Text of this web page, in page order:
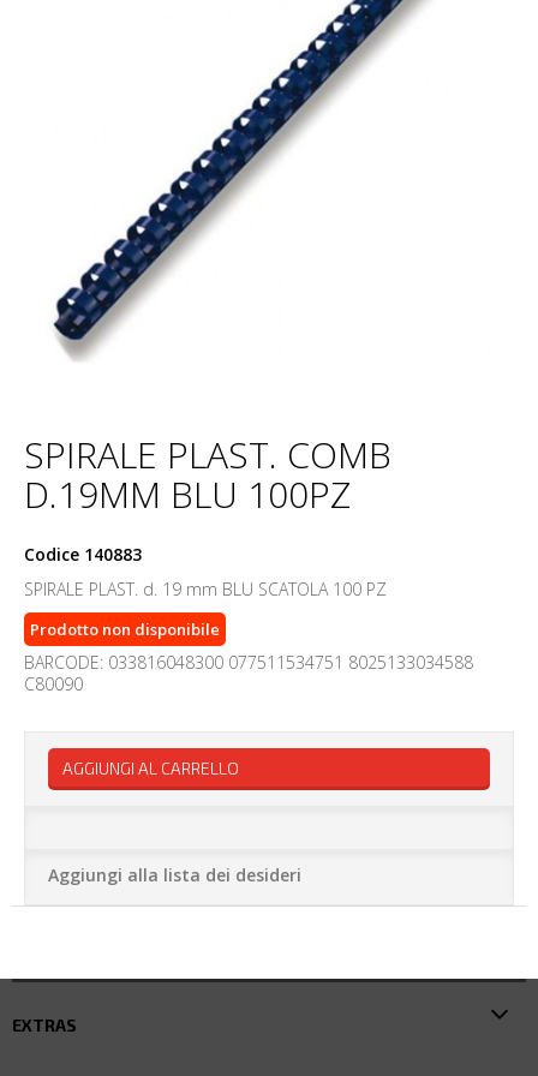
SPIRALE PLAST. COMB
D.19MM BLU 100PZ
Codice 140883
SPIRALE PLAST. d. 19 mm BLU SCATOLA 100 PZ
Prodotto non disponibile
BARCODE: 033816048300 077511534751 8025133034588
C80090
AGGIUNGI AL CARRELLO
Aggiungi alla lista dei desideri
EXTRAS